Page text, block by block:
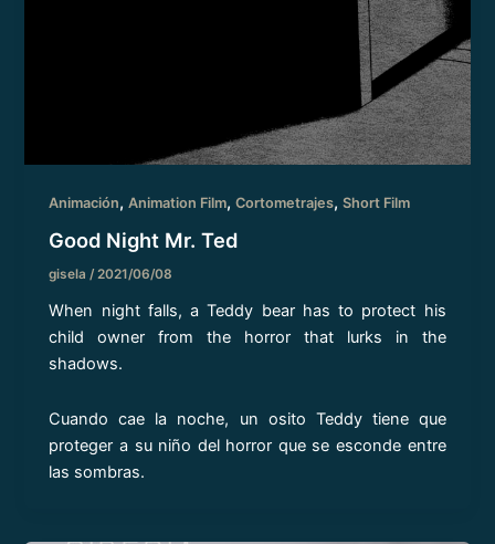
Animación,Animation Film,Cortometrajes,Short Film
Good Night Mr. Ted
gisela/2021/06/08
When night falls, a Teddy bear has to protect his
child owner from the horror that lurks in the
shadows.
Cuando cae la noche, un osito Teddy tiene que
proteger a su niño del horror que se esconde entre
las sombras.